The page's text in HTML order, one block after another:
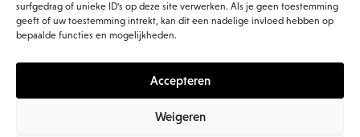
surfgedrag of unieke ID's op deze site verwerken. Als je geen toestemming
geeft of uw toestemming intrekt, kan dit een nadelige invloed hebben op
bepaalde functies en mogelijkheden.
Accepteren
Weigeren